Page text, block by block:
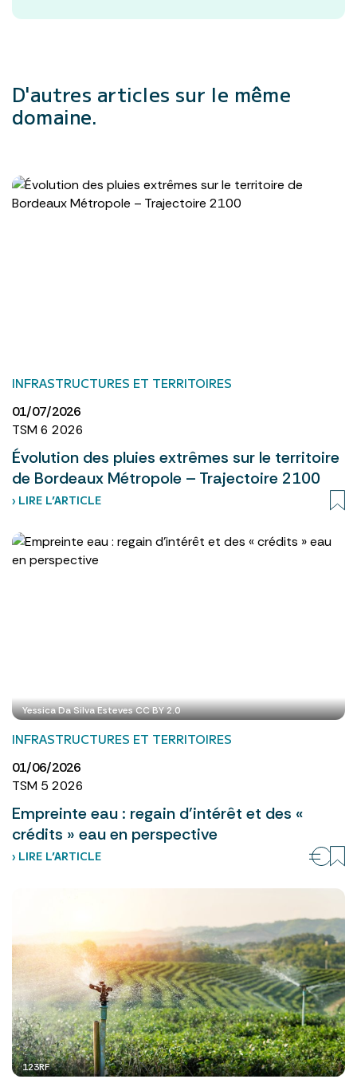
D'autres articles sur le même
domaine.
INFRASTRUCTURES ET TERRITOIRES
01/07/2026
TSM 6 2026
Évolution des pluies extrêmes sur le territoire
de Bordeaux Métropole – Trajectoire 2100
› LIRE L’ARTICLE
Yessica Da Silva Esteves CC BY 2.0
INFRASTRUCTURES ET TERRITOIRES
01/06/2026
TSM 5 2026
Empreinte eau : regain d’intérêt et des «
crédits » eau en perspective
› LIRE L’ARTICLE
123RF